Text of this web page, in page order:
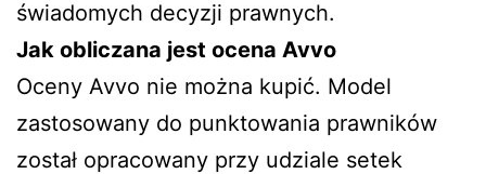
świadomych decyzji prawnych.
Jak obliczana jest ocena Avvo
Oceny Avvo nie można kupić. Model
zastosowany do punktowania prawników
został opracowany przy udziale setek